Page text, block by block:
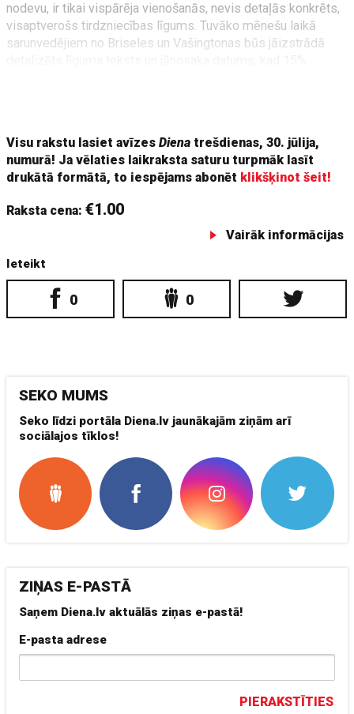
nodevu, ir tikai vispārēja vienošanās, nevis detaļās konkrēts,
visaptverošs tirdzniecības līgums. Tuvāko mēnešu laikā
sarunvedējiem no Briseles un Vašingtonas būs jāizstrādā
Visu rakstu lasiet avīzesDiena trešdienas, 30. jūlija,
numurā! Ja vēlaties laikraksta saturu turpmāk lasīt
drukātā formātā, to iespējams abonēt klikšķinot šeit!
Raksta cena:€1.00
Vairāk informācijas
Ieteikt
0 0
SEKO MUMS
Seko līdzi portāla Diena.lv jaunākajām ziņām arī
sociālajos tīklos!
ZIŅAS E-PASTĀ
Saņem Diena.lv aktuālās ziņas e-pastā!
E-pasta adrese
PIERAKSTĪTIES